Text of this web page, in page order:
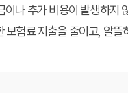
나 추가 비용이 발생하
험료 지출을 줄이고, 알